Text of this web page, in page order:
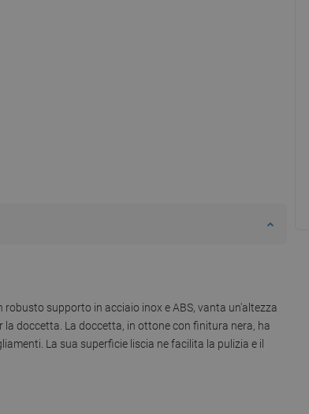
robusto supporto in acciaio inox e ABS, vanta un'altezza
doccetta. La doccetta, in ottone con finitura nera, ha
La sua superficie liscia ne facilita la pulizia e il